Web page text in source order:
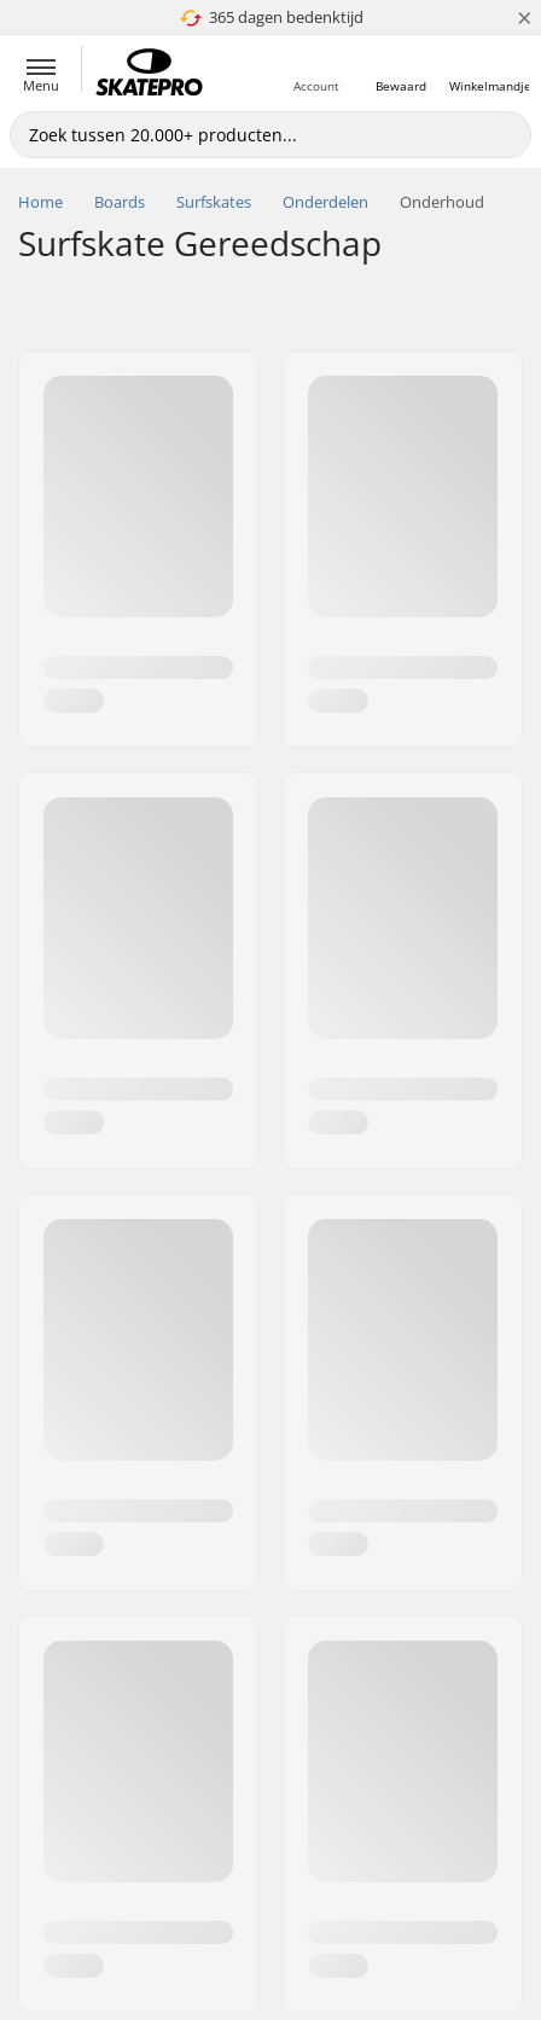
365 dagen bedenktijd
4.8 van 5 ×
Menu Winkelmandje
Bewaard
Account
Home Boards Surfskates Onderdelen Onderhoud
Surfskate Gereedschap